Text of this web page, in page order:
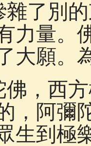
雜了別
力量。
大願。
佛，西
，阿彌
生到極